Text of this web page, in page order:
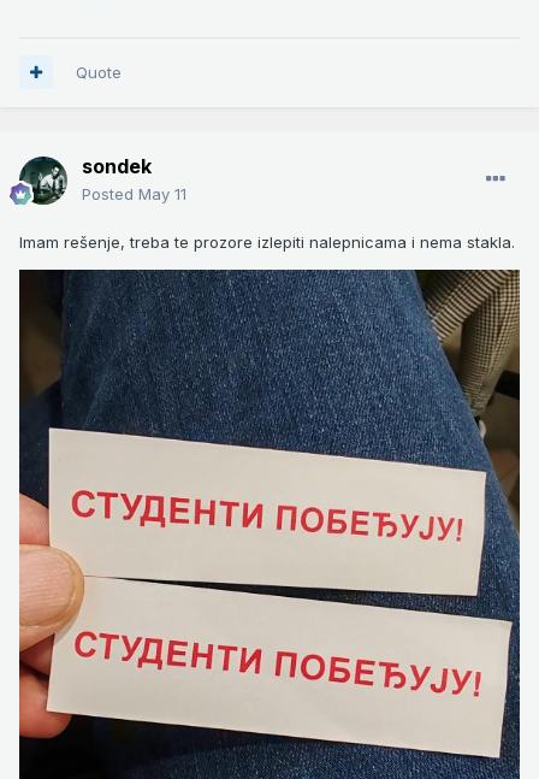
Quote
sondek
Posted May 11
Imam rešenje, treba te prozore izlepiti nalepnicama i nema stakla.